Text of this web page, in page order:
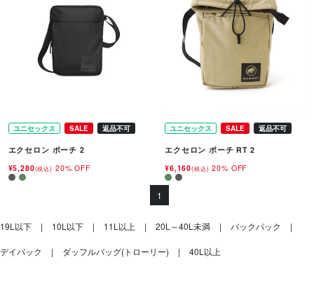
ユニセックス SALE 返品不可
エクセロン ポーチ 2
¥5,280(税込) 20% OFF
ユニセックス SALE 返品不可
エクセロン ポーチ RT 2
¥6,160(税込) 20% OFF
1
19L以下 10L以下 11L以上 20L～40L未満 バックパック
デイパック ダッフルバッグ(トローリー) 40L以上